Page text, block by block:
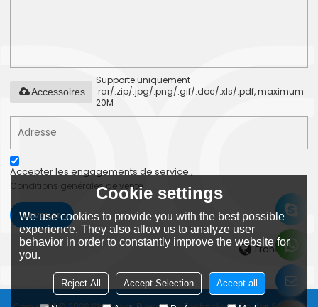
Supporte uniquement
.rar/.zip/.jpg/.png/.gif/.doc/.xls/.pdf, maximum
20M
Accessoires
Accepter les engagements de service.,
Conditions générales de vente
Envoyer
Français
Cookie settings
We use cookies to provide you with the best possible
experience. They also allow us to analyze user
behavior in order to constantly improve the website for
you.
Reject All Accept Selection Accept all